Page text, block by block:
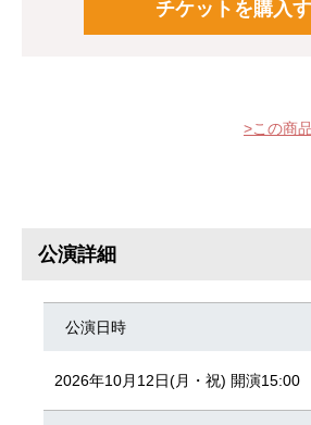
チケットを購入
この商
公演詳細
公演日時
2026年10月12日(月・祝) 開演15:00